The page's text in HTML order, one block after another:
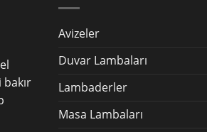
Avizeler
Duvar Lambaları
Lambaderler
Masa Lambaları